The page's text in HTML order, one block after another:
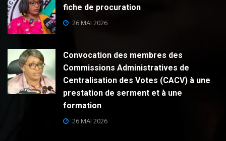
fiche de procuration
26 MAI 2026
Convocation des membres des
Commissions Administratives de
Centralisation des Votes (CACV) à une
prestation de serment et à une
formation
26 MAI 2026